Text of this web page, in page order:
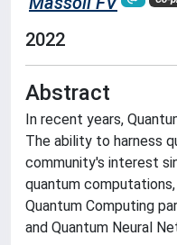
2022
Abstract
In recent years,
The ability to harness
community's interest
quantum
Quantum Computing
and Quantum Neural